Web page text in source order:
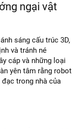
ngại vật
sáng cấu trúc 3D,
và tránh né
cáp và những loại
yên tâm rằng robot
trong nhà của